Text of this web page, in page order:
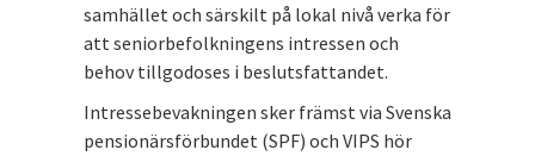
samhället och särskilt på lokal nivå verka för
att seniorbefolkningens intressen och
behov tillgodoses i beslutsfattandet.
Intressebevakningen sker främst via Svenska
pensionärsförbundet (SPF) och VIPS hör